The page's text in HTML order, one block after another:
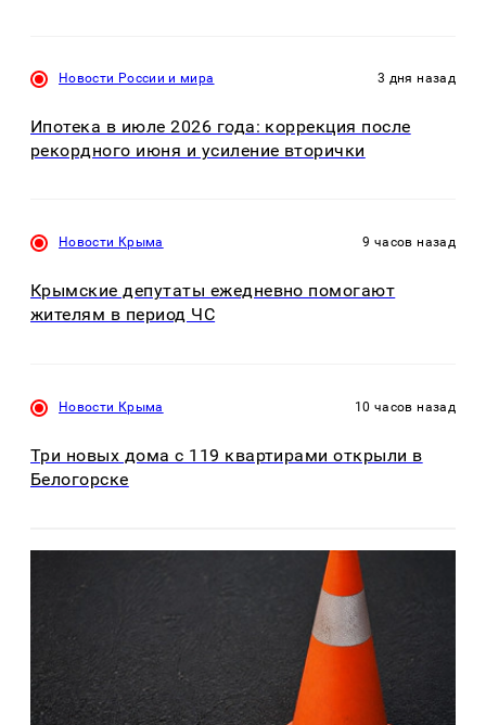
Новости России и мира 3 дня назад
Ипотека в июле 2026 года: коррекция после
рекордного июня и усиление вторички
Новости Крыма 9 часов назад
Крымские депутаты ежедневно помогают
жителям в период ЧС
Новости Крыма 10 часов назад
Три новых дома с 119 квартирами открыли в
Белогорске